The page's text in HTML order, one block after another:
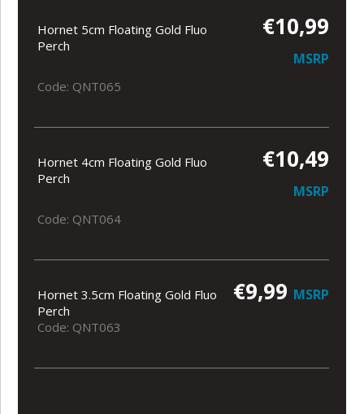
Hornet 5cm Floating Gold Fluo
Perch
€10,99
MSRP
Code: QNT065
Hornet 4cm Floating Gold Fluo
Perch
€10,49
MSRP
Code: QNT064
Hornet 3.5cm Floating Gold Fluo
Perch
€9,99 MSRP
Code: QNT063